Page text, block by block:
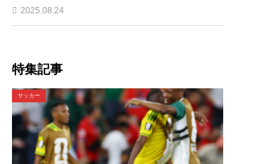
2025.08.24
特集記事
サッカー